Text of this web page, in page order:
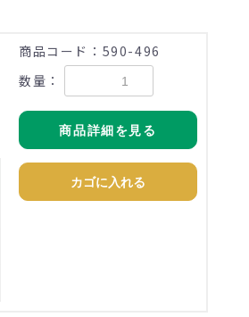
商品コード：590-496
数量：
商品詳細を見る
カゴに入れる